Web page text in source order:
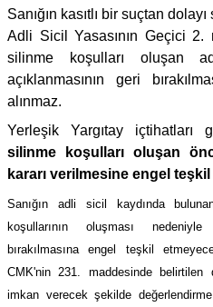
Sanığın kasıtlı bir suçtan
Adli Sicil Yasasının Geçici 2.
silinme koşulları oluşan
açıklanmasının geri
alınmaz.
Yerleşik Yargıtay içtihatları
silinme koşulları oluşan
kararı verilmesine engel
Sanığın adli sicil kaydında
koşullarının oluşması
bırakılmasına engel teşkil
CMK'nin 231. maddesinde belirtilen
imkan verecek şekilde